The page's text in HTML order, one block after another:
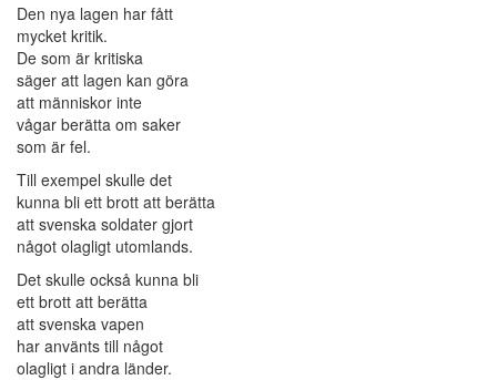
Den nya lagen har fått
mycket kritik.
De som är kritiska
säger att lagen kan göra
att människor inte
vågar berätta om saker
som är fel.
Till exempel skulle det
kunna bli ett brott att berätta
att svenska soldater gjort
något olagligt utomlands.
Det skulle också kunna bli
ett brott att berätta
att svenska vapen
har använts till något
olagligt i andra länder.